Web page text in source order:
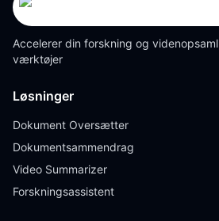
Accelerer din forskning og
værktøjer
Løsninger
Dokument Oversætter
Dokumentsammendrag
Video Summarizer
Forskningsassistent